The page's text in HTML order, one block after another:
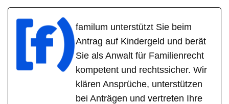
familum unterstützt Sie beim
Antrag auf Kindergeld und berät
Sie als Anwalt für Familienrecht
kompetent und rechtssicher. Wir
klären Ansprüche, unterstützen
bei Anträgen und vertreten Ihre